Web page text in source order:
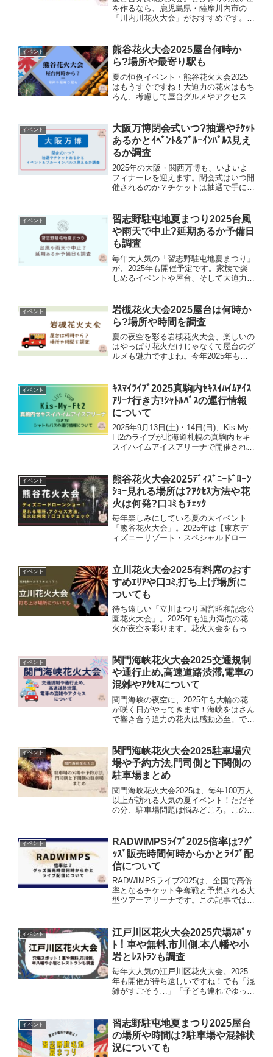
を作るなら、鹿児島県・薩摩川内市の
「川内川花火大会」がおすすめです。今
別観覧席や穴場情報、場所取りのコツま
で、わかりやすくまとめま...
イベント
熊谷花火大会2025屋台何時か
ら?場所や最寄り駅も
夏の恒例イベント・熊谷花火大会2025
はもうすぐですね！大迫力の花火はもち
ろん、考慮して屋台グルメやアクセス方
に並ぶの？」「場所や最寄り駅は？」な
どについて、注意事項と...
イベント
大阪万博閉会式いつ?抽選やﾁｹｯﾄ
あるかとｲﾍﾞﾝﾄ&ﾌﾞﾙｰｲﾝﾊﾟﾙｽ見え
るか調査
2025年の大阪・関西万博も、いよいよ
フィナーレを迎えます。閉会式はいつ開
催されるのか？チケットは抽選で手に入
られるのか？気になることはたくさんあ
りますよね。この記事で...
イベント
習志野駐屯地夏まつり2025台風
や雨天で中止?延期あるか予備日
も調査
毎年大人気の「習志野駐屯地夏まつり」
が、2025年も開催予定です。家族で楽
しめるイベントや屋台、そして大迫力の
2025年はちょうど台風9号が接近中とい
うニュースも…。お天...
イベント
岩槻花火大会2025屋台は何時か
ら?場所や時間を調査
夏の夜空を彩る岩槻花火大会、楽しいの
はやっぱり花火だけじゃなくて屋台のグ
ルメも魅力ですよね。今年2025年も、
く回るコツ、混雑を避けるポイントまで
詳しく紹介します。お祭...
イベント
ｷｽﾏｲﾗｲﾌﾞ2025真駒内ｾｷｽｲﾊｲﾑｱｲｽ
ｱﾘｰﾅ行き方!ｼｬﾄﾙﾊﾞｽの運行情報
について
2025年9月13日(土)・14日(日)、Kis-My-
Ft2のライブが北海道札幌の真駒内セキ
スイハイムアイスアリーナで開催されま
行く方には「どう行けばいい？」「シャ
ト...
イベント
熊谷花火大会2025ﾃﾞｨｽﾞﾆｰﾄﾞﾛｰﾝ
ｼｮｰ見れる場所は?ｱｸｾｽ方法や花
火は何発?口ｺﾐもﾁｪｯｸ
毎年楽しみにしている夏の大イベント
「熊谷花火大会」。2025年は【東京デ
ィズニーリゾート・スペシャルドローン
す。今年は家族で一大イベント体験しま
しょう♪ディズニードローン...
イベント
立川花火大会2025有料席のおす
すめｴﾘｱや口ｺﾐ,打ち上げ場所に
ついても
待ち遠しい「立川まつり国営昭和記念公
園花火大会」。2025年も迫力満点の花
火が夜空を彩ります。花火大会をもっと
席」について、口コミや会場の様子も交
えつつ、実際行ってみた感...
イベント
関門海峡花火大会2025交通規制
や通行止め,高速道路渋滞,電車の
混雑やｱｸｾｽについて
関門海峡の夜空に、2025年も大輪の花
が咲く日がやってきます！海峡をはさん
で響き合う迫力の花火は感動必至。で
門海峡花火大会2025を思い切り楽しむ
ためのアクセス＆混雑回...
イベント
関門海峡花火大会2025駐車場穴
場や予約方法,門司側と下関側の
駐車場まとめ
関門海峡花火大会2025は、毎年100万人
以上が訪れる人気の夏イベント！ただそ
の分、駐車場問題は悩みどころ。この記
ビスまで詳しくまとめます。家族連れで
も安心して花火大会...
イベント
RADWIMPSﾗｲﾌﾞ2025倍率は?ｸﾞ
ｯｽﾞ販売時間何時からかとﾗｲﾌﾞ配
信について
RADWIMPSライブ2025は、全国で高倍
率となるチケット争奪戦と予想される大
型ツアーアリーナです。この記事では、
RADWIMPSライブ2025のチケット倍率
2025年...
イベント
江戸川区花火大会2025穴場ｽﾎﾟｯ
ﾄ！車や無料,市川側,本八幡や小
岩とﾚｽﾄﾗﾝも調査
毎年大人気の江戸川区花火大会。2025
年も開催が待ち遠しいですね！でも「混
雑がすごそう…」「子ども連れでゆっく
ん。今回は、そんな江戸川区花火大会
の“穴場スポット”を中心...
イベント
習志野駐屯地夏まつり2025屋台
の場所や時間は?駐車場や混雑状
況についても